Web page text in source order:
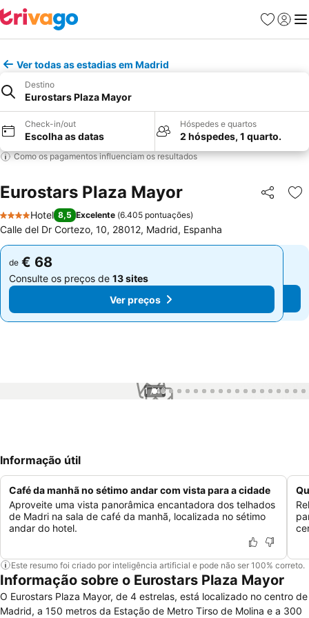
Favoritos
Iniciar
Ver todas as estadias em Madrid
Destino
Eurostars Plaza Mayor
Check-in/out
Escolha as datas
Hóspedes e quartos
2 hóspedes, 1 quarto.
Como os pagamentos influenciam os resultados
Eurostars Plaza Mayor Partilhar
4 Estrelas
Hotel 8,5 Excelente (6.405 pontuações)
Calle del Dr Cortezo, 10, 28012, Madrid, Espanha
de € 68
Consulte os preços de 13 sites
Ver preços
de € 68
Consulte os preços de 13 sites
Ver preços
1 / 46
Informação útil
Café da manhã no sétimo andar com vista para a cidade
Aproveite uma vista panorâmica encantadora dos telhados
de Madri na sala de café da manhã, localizada no sétimo
andar do hotel.
Este resumo foi criado por inteligência artificial e pode não ser 100% correto.
Informação sobre o Eurostars Plaza Mayor
O Eurostars Plaza Mayor, de 4 estrelas, está localizado no centro de
Madrid, a 150 metros da Estação de Metro Tirso de Molina e a 300